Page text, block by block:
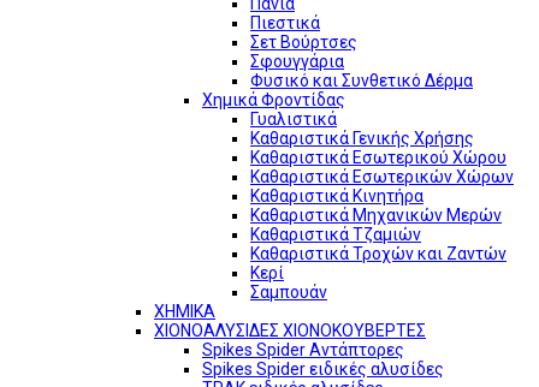
Πιεστικά
Σετ Βούρτσες
Σφουγγάρια
Φυσικό και Συνθετικό Δέρμα
Χημικά Φροντίδας
Γυαλιστικά
Καθαριστικά Γενικής Χρήσης
Καθαριστικά Εσωτερικού Χώρου
Καθαριστικά Εσωτερικών Χώρων
Καθαριστικά Κινητήρα
Καθαριστικά Μηχανικών Μερών
Καθαριστικά Τζαμιών
Καθαριστικά Τροχών και Ζαντών
Κερί
Σαμπουάν
ΧΗΜΙΚΑ
ΧΙΟΝΟΑΛΥΣΙΔΕΣ ΧΙΟΝΟΚΟΥΒΕΡΤΕΣ
Spikes Spider Αντάπτορες
Spikes Spider ειδικές αλυσίδες